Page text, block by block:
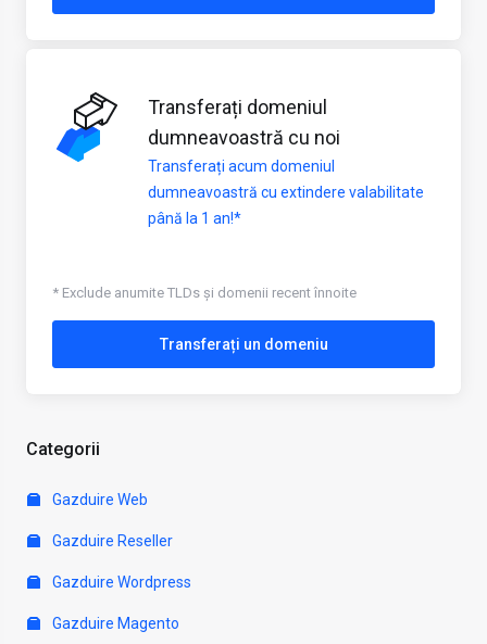
Categorii
Gazduire Web
Gazduire Reseller
Gazduire Wordpress
Gazduire Magento
Transferați domeniul
dumneavoastră cu noi
Transferați acum domeniul
dumneavoastră cu extindere valabilitate
până la 1 an!*
* Exclude anumite TLDs și domenii recent înnoite
Transferați un domeniu